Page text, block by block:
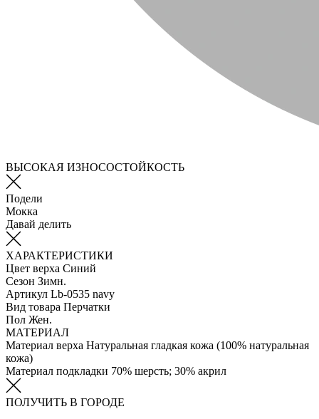
ВЫСОКАЯ ИЗНОСОСТОЙКОСТЬ
Подели
Мокка
Давай делить
ХАРАКТЕРИСТИКИ
Цвет верха Синий
Сезон Зимн.
Артикул Lb-0535 navy
Вид товара Перчатки
Пол Жен.
МАТЕРИАЛ
Материал верха Натуральная гладкая кожа (100% натуральная
кожа)
Материал подкладки 70% шерсть; 30% акрил
ПОЛУЧИТЬ В ГОРОДЕ